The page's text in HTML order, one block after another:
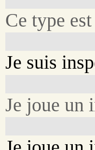
Ce type
Je suis
Je joue un